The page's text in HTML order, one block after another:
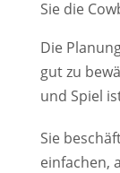
Sie die
Die
gut zu
und Spiel
Sie
einfachen,